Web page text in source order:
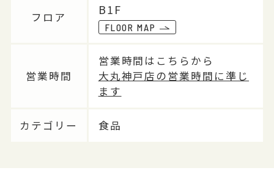
フロア
B1F
FLOOR MAP
営業時間
営業時間はこちらから
大丸神戸店の営業時間に準じ
ます
カテゴリー 食品